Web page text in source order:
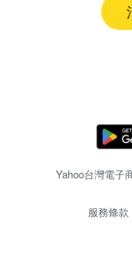
Yahoo台灣電子
服務條款